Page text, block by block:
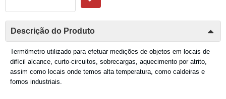
Descrição do Produto
Termômetro utilizado para efetuar medições de objetos em locais de
difícil alcance, curto-circuitos, sobrecargas, aquecimento por atrito,
assim como locais onde temos alta temperatura, como caldeiras e
fornos industriais.